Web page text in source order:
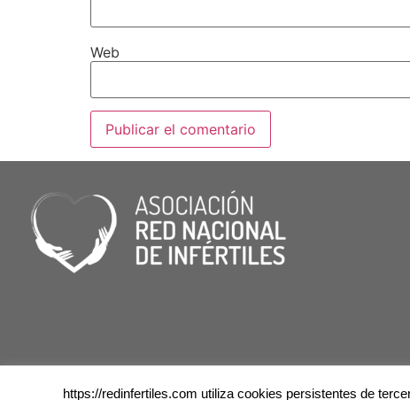
Web
https://redinfertiles.com utiliza cookies persistentes de